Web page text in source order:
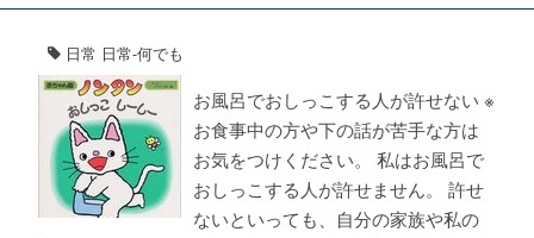
日常 日常-何でも
お風呂でおしっこする人が許せない ※
お食事中の方や下の話が苦手な方は
お気をつけください。 私はお風呂で
おしっこする人が許せません。 許せ
ないといっても、自分の家族や私の